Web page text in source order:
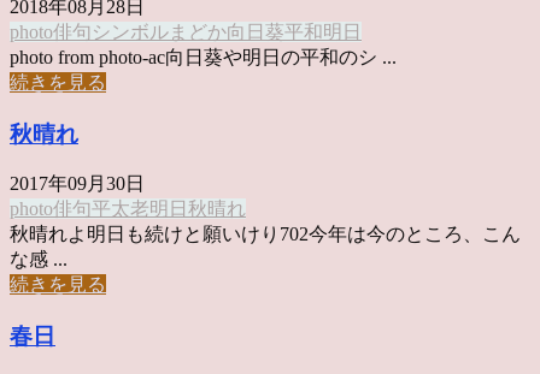
2018年08月28日
photo俳句シンボルまどか向日葵平和明日
photo from photo-ac向日葵や明日の平和のシ ...
続きを見る
秋晴れ
2017年09月30日
photo俳句平太老明日 秋晴れ
秋晴れよ明日も続けと願いけり702今年は今のところ、こん
な感 ...
続きを見る
春日